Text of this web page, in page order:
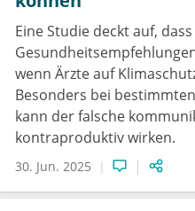
Eine Studie deckt auf,
wenn Ärzte auf
Besonders bei
kann der falsche
kontraproduktiv wirken.
30. Jun. 2025